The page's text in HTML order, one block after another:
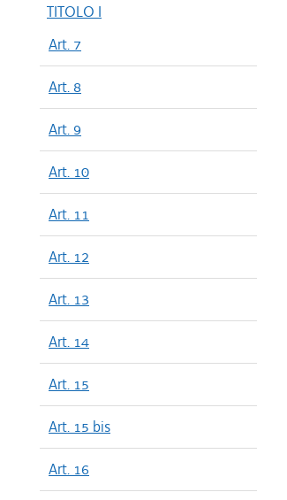
TITOLO I
Art. 7
Art. 8
Art. 9
Art. 10
Art. 11
Art. 12
Art. 13
Art. 14
Art. 15
Art. 15 bis
Art. 16